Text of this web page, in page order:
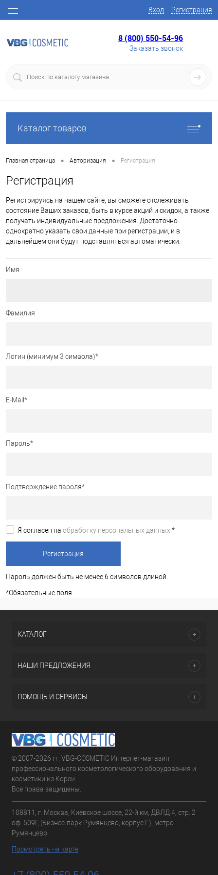
Вход Регистрация
8 (800) 550-54-96
Заказать звонок
Каталог товаров
Главная страница • Авторизация • Регистрация
Регистрация
Регистрируясь на нашем сайте, вы сможете отслеживать
состояние Ваших заказов, быть в курсе акций и скидок, а также
получать индивидуальные предложения. Достаточно
однократно указать свои данные при регистрации, и в
дальнейшем они будут подставляться автоматически.
Имя
Фамилия
Логин (минимум 3 символа)*
E-Mail *
Пароль*
Подтверждение пароля*
Я согласен на обработку персональных данных. *
Пароль должен быть не менее 6 символов длиной.
*Обязательные поля.
КАТАЛОГ
НАШИ ПРЕДЛОЖЕНИЯ
ПОМОЩЬ И СЕРВИСЫ
© 2007-2026 гг. VBG-COSMETIC Интернет-магазин
профессионального косметологического оборудования и
косметики из Кореи.
Все права защищены.
108811, г. Москва, Киевское шоссе, 22-й км, ДВЛД 4, стр. 2
оф: 509Г, (Бизнес-парк Румянцево, корпус Г), метро
Румянцево
Посмотреть на карте